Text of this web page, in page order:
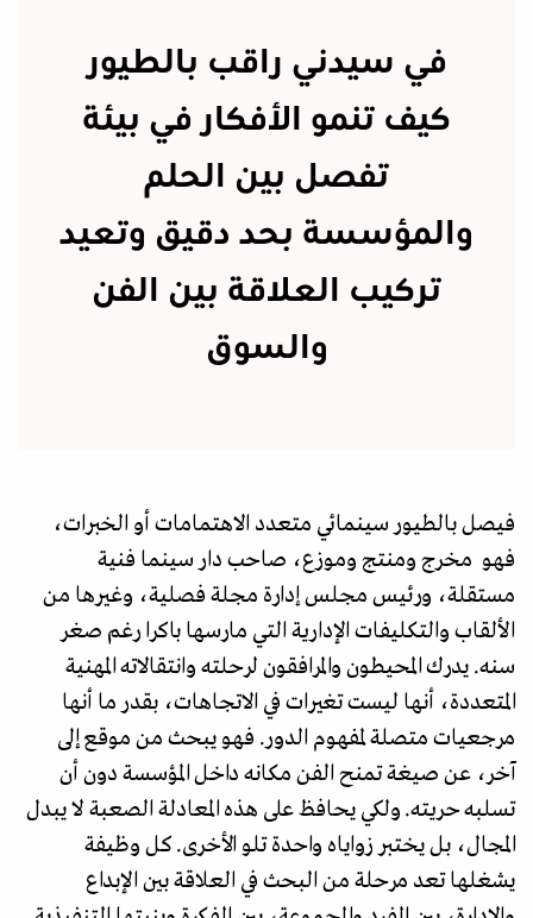
في سيدني راقب بالطيور
كيف تنمو الأفكار في بيئة
تفصل بين الحلم
والمؤسسة بحد دقيق وتعيد
تركيب العلاقة بين الفن
والسوق
فيصل بالطيور سينمائي متعدد الاهتمامات أو الخبرات،
فهو مخرج ومنتج وموزع، صاحب دار سينما فنية
مستقلة، ورئيس مجلس إدارة مجلة فصلية، وغيرها من
الألقاب والتكليفات الإدارية التي مارسها باكرا رغم صغر
سنه. يدرك المحيطون والمرافقون لرحلته وانتقالاته المهنية
المتعددة، أنها ليست تغيرات في الاتجاهات، بقدر ما أنها
مرجعيات متصلة لمفهوم الدور. فهو يبحث من موقع إلى
آخر، عن صيغة تمنح الفن مكانه داخل المؤسسة دون أن
تسلبه حريته. ولكي يحافظ على هذه المعادلة الصعبة لا يبدل
المجال، بل يختبر زواياه واحدة تلو الأخرى. كل وظيفة
يشغلها تعد مرحلة من البحث في العلاقة بين الإبداع